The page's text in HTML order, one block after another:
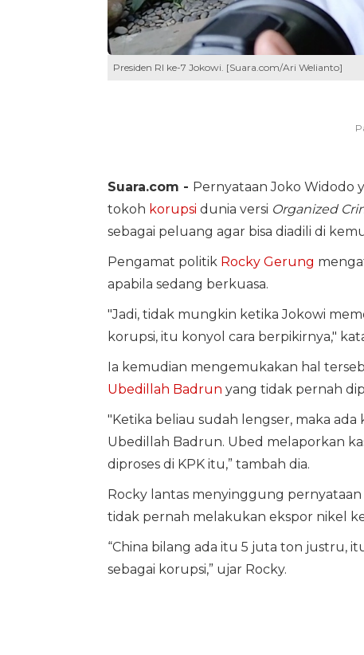
Presiden RI ke-7 Jokowi. [Suara.com/Ari Welianto]
Suara.com - Pernyataan Joko Widodo
tokoh korupsi dunia versi Organized
sebagai peluang agar bisa diadili di
Pengamat politik Rocky Gerung
apabila sedang berkuasa.
"Jadi, tidak mungkin ketika Jokowi
korupsi, itu konyol cara berpikirnya,"
Ia kemudian mengemukakan hal
Ubedillah Badrun yang tidak pernah
"Ketika beliau sudah lengser, maka
Ubedillah Badrun. Ubed melaporkan
diproses di KPK itu,” tambah dia.
Rocky lantas menyinggung
tidak pernah melakukan ekspor nikel
“China bilang ada itu 5 juta ton justru,
sebagai korupsi,” ujar Rocky.